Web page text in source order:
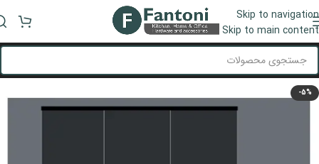
Skip to navigation
Skip to main content
منو
-5%